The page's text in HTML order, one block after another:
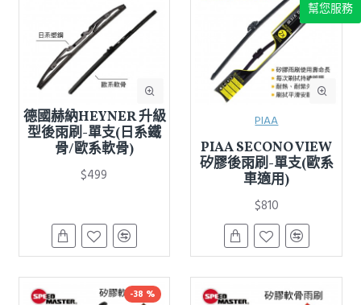
德國赫納HEYNER 升級
型後雨刷-單支(日系鐵
骨/歐系軟骨)
$499
PIAA
PIAA SECONO VIEW
矽膠後雨刷-單支(歐系
車適用)
$810
-38 %
幫您服務